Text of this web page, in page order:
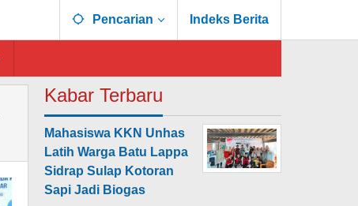
Pencarian Indeks Berita
Kabar Terbaru
Mahasiswa KKN Unhas
Latih Warga Batu Lappa
Sidrap Sulap Kotoran
Sapi Jadi Biogas